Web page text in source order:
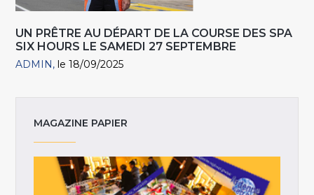
UN PRÊTRE AU DÉPART DE LA COURSE DES SPA
SIX HOURS LE SAMEDI 27 SEPTEMBRE
ADMIN le 18/09/2025
MAGAZINE PAPIER